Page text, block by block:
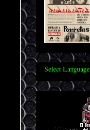
Select Language